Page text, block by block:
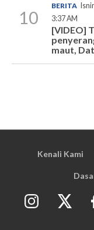
10
BERITA
3:37 AM
[VIDEO]
maut,
Kenali Kami